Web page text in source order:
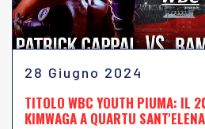
28 Giugno 2024
TITOLO WBC YOUTH PIUMA: IL
KIMWAGA A QUARTU SANT'ELENA